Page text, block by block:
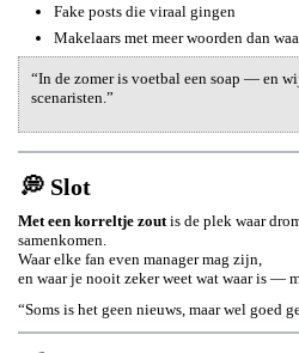
Fake posts die viraal gingen
Makelaars met meer woorden dan
“In de zomer is voetbal een soap — en
scenaristen.”
💭 Slot
Met een korreltje zout is de plek waar
samenkomen.
Waar elke fan even manager mag zijn,
en waar je nooit zeker weet wat waar is —
“Soms is het geen nieuws, maar wel goed